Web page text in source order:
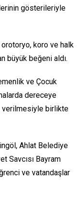
gösterileriyle
orotoryo, koro ve halk
büyük beğeni aldı.
ve Çocuk
dereceye
verilmesiyle birlikte
Ahlat Belediye
Savcısı Bayram
ve vatandaşlar